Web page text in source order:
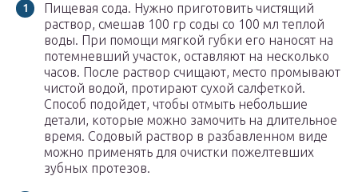
Пищевая сода. Нужно приготовить чистящий
раствор, смешав 100 гр соды со 100 мл теплой
воды. При помощи мягкой губки его наносят на
потемневший участок, оставляют на несколько
часов. После раствор счищают, место промывают
чистой водой, протирают сухой салфеткой.
Способ подойдет, чтобы отмыть небольшие
детали, которые можно замочить на длительное
время. Содовый раствор в разбавленном виде
можно применять для очистки пожелтевших
зубных протезов.